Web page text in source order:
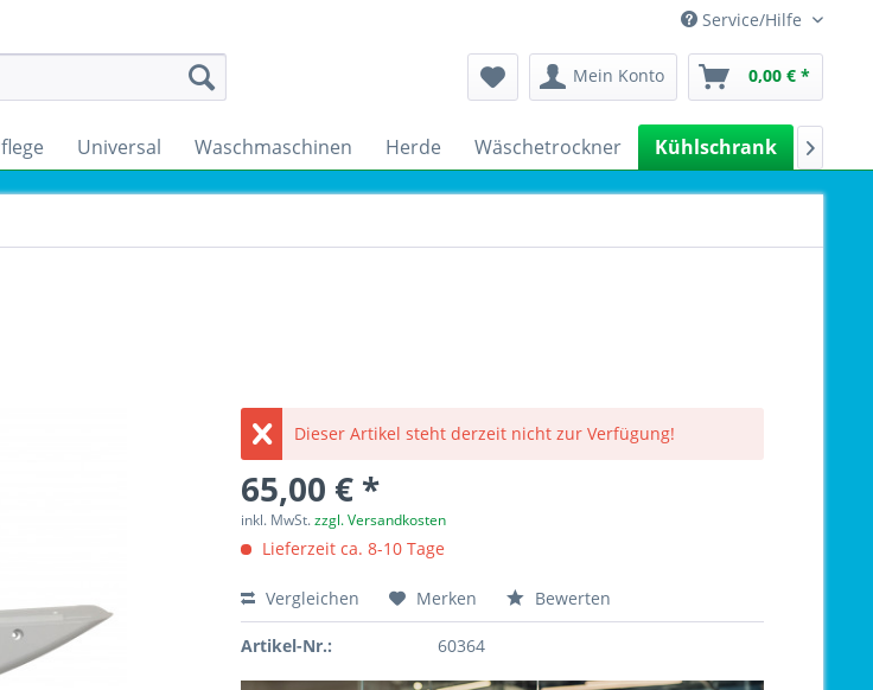
Service/Hilfe
Mein Konto 0,00 € *
Universal Waschmaschinen Herde Wäschetrockner Kühlschrank 
Dieser Artikel steht derzeit nicht zur Verfügung!
65,00 € *
inkl. MwSt.zzgl. Versandkosten
Lieferzeit ca. 8-10 Tage
Vergleichen Merken Bewerten
Artikel-Nr.: 60364